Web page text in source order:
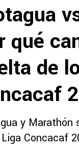
Liga de
Eliminatorias
Copa de
Copa
MLS
qué
de
y Marathón
Concacaf